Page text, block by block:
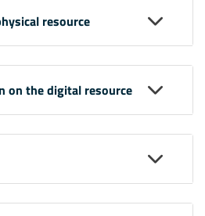
resource
on the digital resource